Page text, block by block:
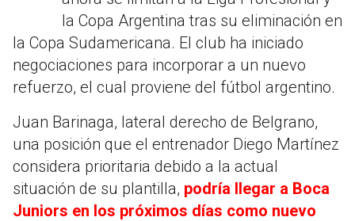
la Copa Argentina tras su eliminación en
la Copa Sudamericana. El club ha iniciado
negociaciones para incorporar a un nuevo
refuerzo, el cual proviene del fútbol argentino.
Juan Barinaga, lateral derecho de Belgrano,
una posición que el entrenador Diego Martínez
considera prioritaria debido a la actual
situación de su plantilla, podría llegar a Boca
Juniors en los próximos días como nuevo